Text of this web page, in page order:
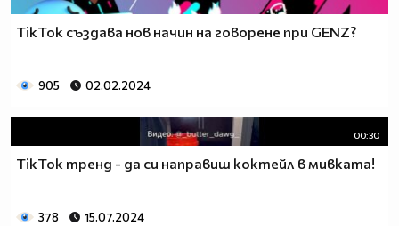
TikTok създава нов начин на говорене при GENZ?
905 02.02.2024
00:30
TikTok тренд - да си направиш коктейл в мивката!
378 15.07.2024